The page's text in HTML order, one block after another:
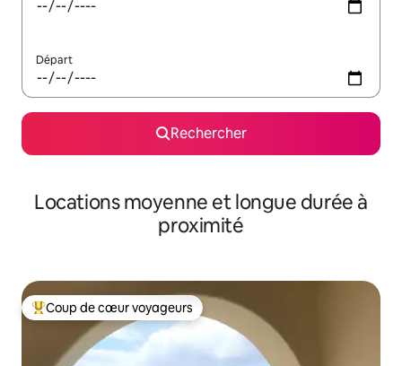
Départ
Rechercher
Locations moyenne et longue durée à
proximité
Coups de cœur voyageurs les plus appréciés
Coup de cœur voyageurs